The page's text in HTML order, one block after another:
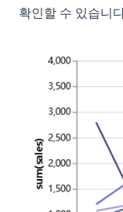
확인할 수 있습니